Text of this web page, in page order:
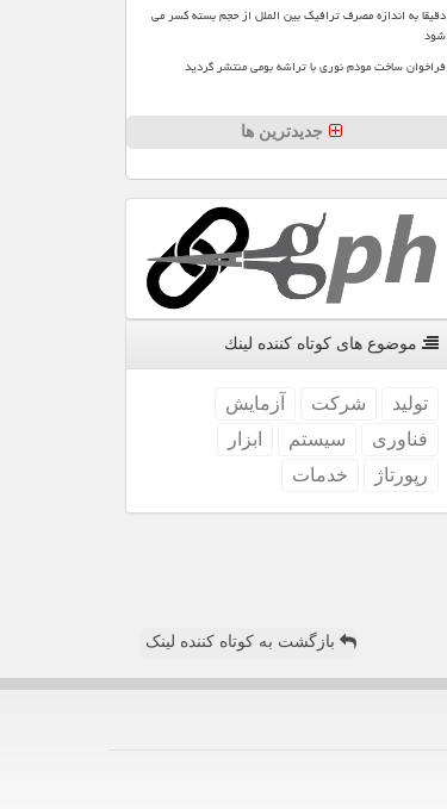
دقیقا به اندازه مصرف ترافیک بین الملل از حجم بسته کسر می
شود
فراخوان ساخت مودم نوری با تراشه بومی منتشر گردید
جدیدترین ها
موضوع های كوتاه كننده لینك
تولید شركت
آزمایش
فناوری
سیستم
ابزار
رپورتاژ
خدمات
بازگشت به کوتاه کننده لینک